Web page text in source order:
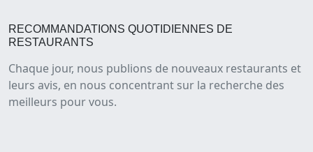
RECOMMANDATIONS QUOTIDIENNES DE
RESTAURANTS
Chaque jour, nous publions de nouveaux restaurants et
leurs avis, en nous concentrant sur la recherche des
meilleurs pour vous.